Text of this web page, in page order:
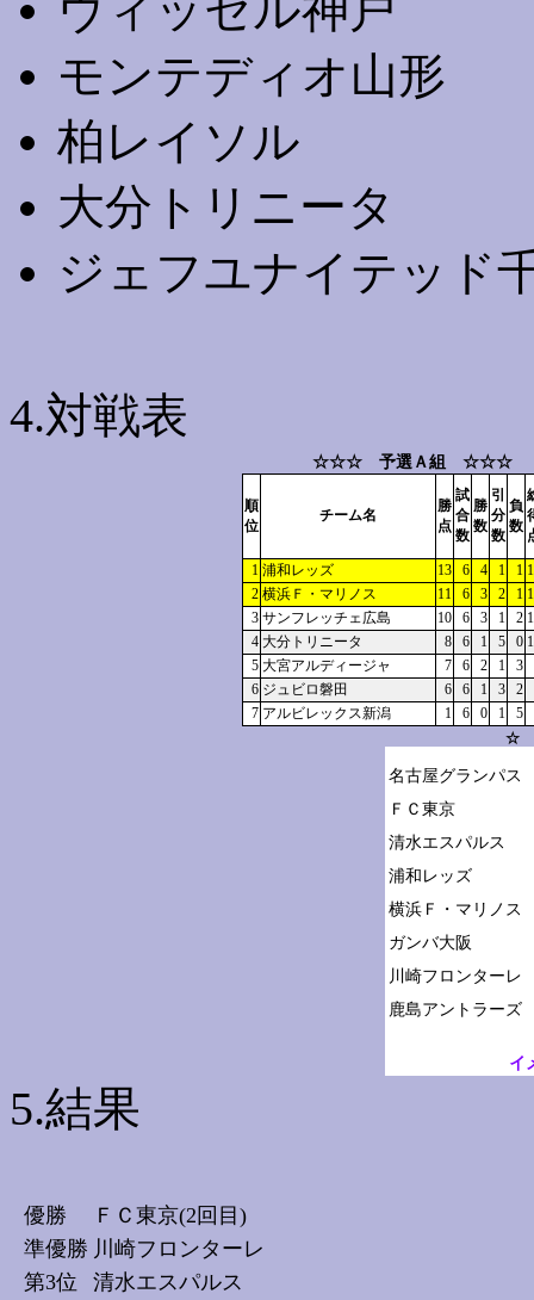
モンテディオ山形
柏レイソル
大分トリニータ
ジェフユナイテッド
4.対戦表
☆☆☆ 予選Ａ組 ☆☆☆
順
位
チーム名
勝
点
試
合
数
勝
数
引
分
数
負
数
1 浦和レッズ 13 6 4 1 1
2 横浜Ｆ・マリノス 11 6 3 2 1
3 サンフレッチェ広島 10 6 3 1 2
4 大分トリニータ 8 6 1 5 0
5 大宮アルディージャ 7 6 2 1 3
6 ジュビロ磐田 6 6 1 3 2
7 アルビレックス新潟 1 6 0 1 5
☆
名古屋グランパス
ＦＣ東京
清水エスパルス
浦和レッズ
横浜Ｆ・マリノス
ガンバ大阪
川崎フロンターレ
イ
5.結果
優勝
ＦＣ東京(2回目)
準優勝 川崎フロンターレ
第3位
清水エスパルス